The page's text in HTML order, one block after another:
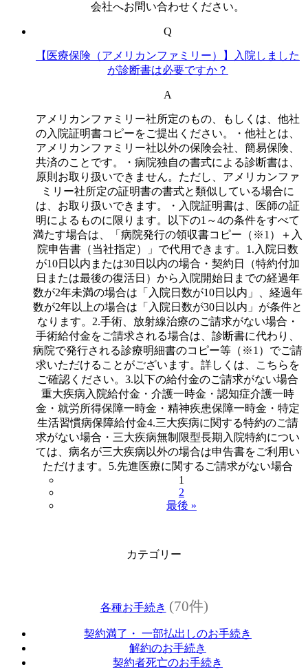
会社へお問い合わせください。
Q
【医療保険（アメリカンファミリー）】入院しました
が診断書は必要ですか？
A
アメリカンファミリー社所定のもの、もしくは、他社
の入院証明書コピーをご提出ください。・他社とは、
アメリカンファミリー社以外の保険会社、簡易保険、
共済のことです。・病院独自の書式による診断書は、
原則お取り扱いできません。ただし、アメリカンファ
ミリー社所定の証明書の書式と類似している場合に
は、お取り扱いできます。・入院証明書は、医師の証
明によるものに限ります。以下の1～4の条件をすべて
満たす場合は、「病院発行の領収書コピー（※1）＋入
院申告書（当社指定）」で代用できます。1.入院日数
が10日以内または30日以内の場合・契約日（特約付加
日または最後の復活日）から入院開始日までの経過年
数が2年未満の場合は「入院日数が10日以内」、経過年
数が2年以上の場合は「入院日数が30日以内」が条件と
なります。2.手術、放射線治療のご請求がない場合・
手術給付金をご請求される場合は、診断書に代わり、
病院で発行される診療明細書のコピー等（※1）でご請
求いただけることがございます。詳しくは、こちらを
ご確認ください。3.以下の給付金のご請求がない場合
重大疾病入院給付金・介護一時金・認知症介護一時
金・就労所得保障一時金・精神疾患保障一時金・特定
生活習慣病保障給付金4.三大疾病に関する特約のご請
求がない場合・三大疾病無制限型長期入院特約につい
ては、病名が三大疾病以外の場合は申告書をご利用い
ただけます。5.先進医療に関するご請求がない場合
1
2
最後 »
カテゴリー
各種お手続き (70件)
契約満了・ 一部払出しのお手続き
解約のお手続き
契約者死亡のお手続き